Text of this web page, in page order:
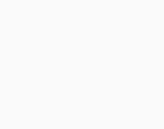
выборок.
различия по